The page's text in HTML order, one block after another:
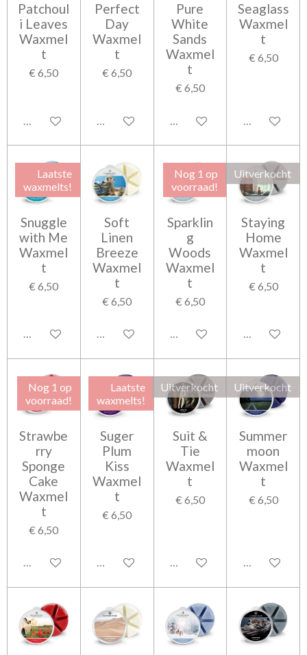
Patchoul
i Leaves
Waxmel
t
€ 6,50
In winkelwagen
Perfect
Day
Waxmel
t
€ 6,50
Houd mij op de hoogte
Pure
White
Sands
Waxmel
t
€ 6,50
In winkelwagen
Seaglass
Waxmel
t
€ 6,50
In
Laatste
waxmelts!
Snuggle
with Me
Waxmel
t
€ 6,50
Houd mij op de hoogte
Soft
Linen
Breeze
Waxmel
t
€ 6,50
In winkelwagen
Nog 1 op
voorraad!
Sparklin
g
Woods
Waxmel
t
€ 6,50
Houd mij op de hoogte
Uitverkocht
Staying
Home
Waxmel
t
€ 6,50
Houd mij op
Nog 1 op
voorraad!
Strawbe
rry
Sponge
Cake
Waxmel
t
€ 6,50
In winkelwagen
Laatste
waxmelts!
Suger
Plum
Kiss
Waxmel
t
€ 6,50
Houd mij op de hoogte
Uitverkocht
Suit &
Tie
Waxmel
t
€ 6,50
Houd mij op de hoogte
Uitverkocht
Summer
moon
Waxmel
t
€ 6,50
Houd mij op